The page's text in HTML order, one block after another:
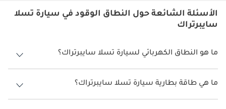
الأسئلة الشائعة حول النطاق الوقود في سيارة تسلا
سايبرتراك
ما هو النطاق الكهربائي لسيارة تسلا سايبرتراك؟
يتراوح النطاق الكهربائي لسيارة تسلا سايبرتراك بين 515 كم - 547 كم.
ما هي طاقة بطارية سيارة تسلا سايبرتراك؟
طاقة بطارية سيارة تسلا سايبرتراك هي 123 كيلوواط/ساعة.